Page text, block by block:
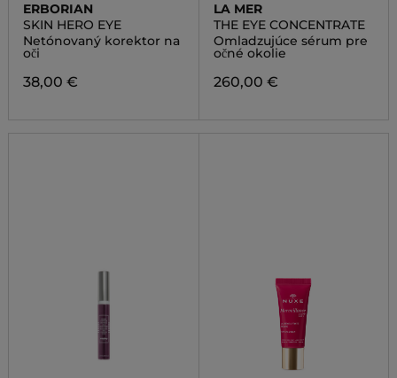
ERBORIAN
SKIN HERO EYE
Netónovaný korektor na
oči
38,00 €
LA MER
THE EYE CONCENTRATE
Omladzujúce sérum pre
očné okolie
260,00 €